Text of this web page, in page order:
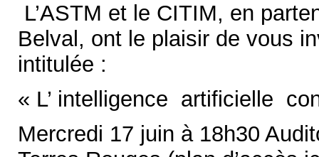
L’ASTM et le CITIM, en
Belval, ont le plaisir de vous
intitulée :
« L’ intelligence artificielle
Mercredi 17 juin à 18h30